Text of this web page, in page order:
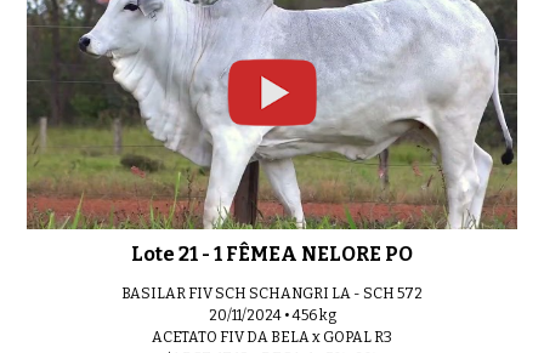
Lote 21 - 1 FÊMEA NELORE PO
BASILAR FIV SCH SCHANGRI LA - SCH 572
20/11/2024 • 456 kg
ACETATO FIV DA BELA x GOPAL R3